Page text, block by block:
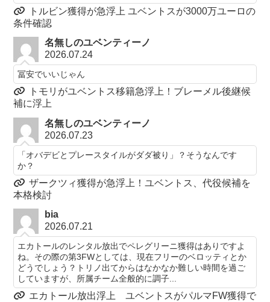
トルビン獲得が急浮上 ユベントスが3000万ユーロの
条件確認
名無しのユベンティーノ
2026.07.24
冨安でいいじゃん
トモリがユベントス移籍急浮上！ブレーメル後継候
補に浮上
名無しのユベンティーノ
2026.07.23
「オバデビとプレースタイルがダダ被り」？そうなんです
か？
ザークツィ獲得が急浮上！ユベントス、代役候補を
本格検討
bia
2026.07.21
エカトールのレンタル放出でペレグリーニ獲得はありですよ
ね。その際の第3FWとしては、現在フリーのベロッティとか
どうでしょう？トリノ出てからはなかなか難しい時間を過ご
していますが、所属チーム全般的に調子...
エカトール放出浮上 ユベントスがパルマFW獲得で